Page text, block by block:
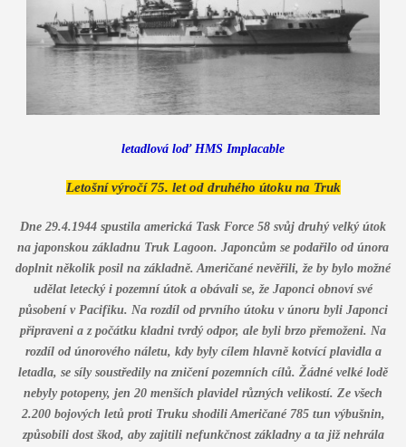
letadlová loď HMS Implacable
Letošní výročí 75. let od druhého útoku na Truk
Dne 29.4.1944 spustila americká Task Force 58 svůj druhý velký útok
na japonskou základnu Truk Lagoon. Japoncům se podařilo od února
doplnit několik posil na základně. Američané nevěřili, že by bylo možné
udělat letecký i pozemní útok a obávali se, že Japonci obnoví své
působení v Pacifiku. Na rozdíl od prvního útoku v únoru byli Japonci
připraveni a z počátku kladni tvrdý odpor, ale byli brzo přemoženi. Na
rozdíl od únorového náletu, kdy byly cílem hlavně kotvící plavidla a
letadla, se síly soustředily na zničení pozemních cílů. Žádné velké lodě
nebyly potopeny, jen 20 menších plavidel různých velikostí. Ze všech
2.200 bojových letů proti Truku shodili Američané 785 tun výbušnin,
způsobili dost škod, aby zajitili nefunkčnost základny a ta již nehrála